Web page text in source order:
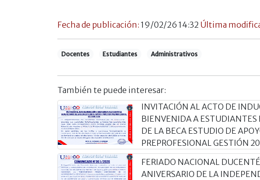
Fecha de publicación: 19/02/26 14:32 Última
Docentes Estudiantes Administrativos
También te puede interesar:
INVITACIÓN AL ACTO DE
BIENVENIDA A ESTUDIANTES
DE LA BECA ESTUDIO DE
PREPROFESIONAL GESTIÓN
FERIADO NACIONAL
ANIVERSARIO DE LA